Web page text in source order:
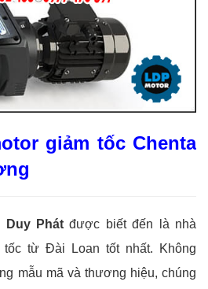
giảm tốc Chenta
Duy Phát được biết đến là nhà
tốc từ Đài Loan tốt nhất. Không
mẫu mã và thương hiệu, chúng